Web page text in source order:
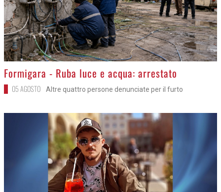
>
Formigara - Ruba luce e acqua: arrestato
05 AGOSTO Altre quattro persone denunciate per il furto